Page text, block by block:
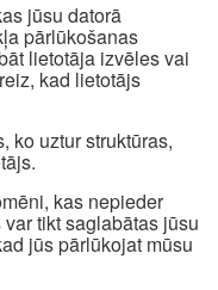
jūsu datorā
pārlūkošanas
lietotāja izvēles vai
kad lietotājs
ko uztur struktūras,
kas nepieder
tikt saglabātas jūsu
jūs pārlūkojat mūsu